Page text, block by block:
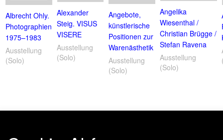
Albrecht Ohly.
Photographien
1975–1983
Ausstellung
(Solo)
Alexander
Steig. VISUS
VISERE
Ausstellung
(Solo)
Angebote,
künstlerische
Positionen zur
Warenästhetik
Ausstellung
(Solo)
Angelika
Wiesenthal /
Christian Brügge /
Stefan Ravena
Ausstellung
(Solo)